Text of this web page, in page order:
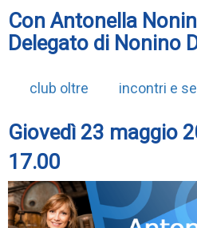
Con Antonella
Delegato di Nonino
club oltre incontri e
Giovedì 23 maggio
17.00